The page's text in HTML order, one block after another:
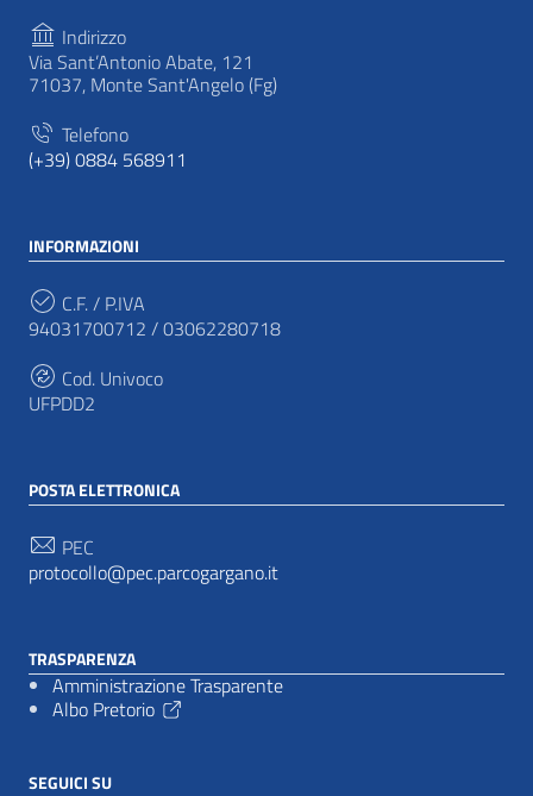
Indirizzo
Via Sant’Antonio Abate, 121
71037, Monte Sant'Angelo (Fg)
Telefono
(+39) 0884 568911
INFORMAZIONI
C.F. / P.IVA
94031700712 / 03062280718
Cod. Univoco
UFPDD2
POSTA ELETTRONICA
PEC
protocollo@pec.parcogargano.it
TRASPARENZA
Amministrazione Trasparente
Albo Pretorio
SEGUICI SU